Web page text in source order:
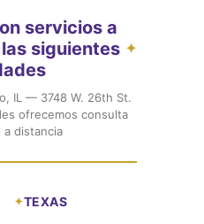
servicios a
siguientes ✦
IL — 3748 W. 26th St.
ofrecemos consulta
a distancia
TEXAS